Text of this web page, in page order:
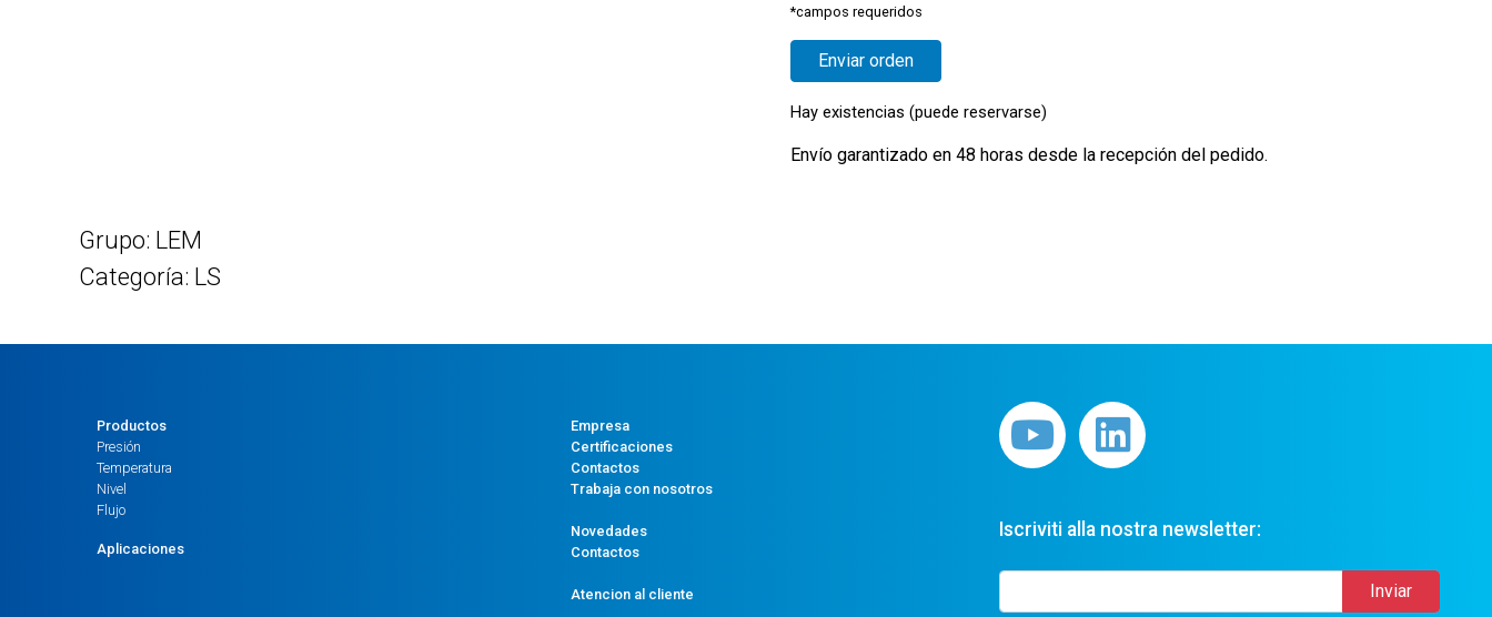
*campos requeridos
Hay existencias (puede reservarse)
Envío garantizado en 48 horas desde la recepción del pedido.
Grupo: LEM
Categoría: LS
Productos
Presión
Temperatura
Nivel
Flujo
Aplicaciones
Empresa
Certificaciones
Contactos
Trabaja con nosotros
Novedades
Contactos
Atencion al cliente
Iscriviti alla nostra newsletter: